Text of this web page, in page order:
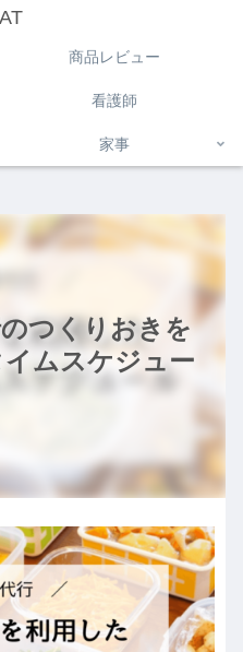
商品レビュー
看護師
家事
のつくりおきを
ムスケジュー